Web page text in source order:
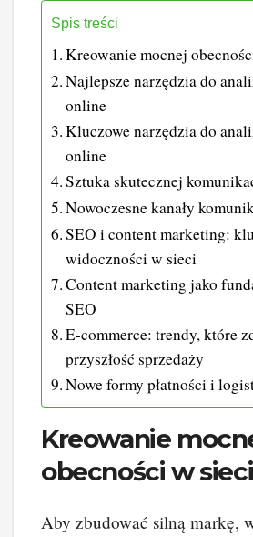
Spis treści
Kreowanie mocnej
Najlepsze narzędzia do
online
Kluczowe narzędzia do
online
Sztuka skutecznej
Nowoczesne kanały
SEO i content marketing:
widoczności w sieci
Content marketing jako
SEO
E-commerce: trendy, które
przyszłość sprzedaży
Nowe formy płatności i
Kreowanie
obecności w sieci
Aby zbudować silną markę,